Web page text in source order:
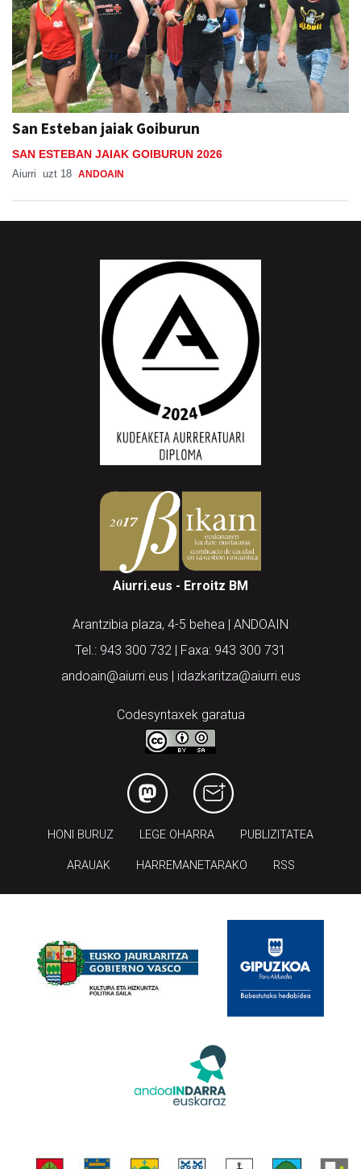
San Esteban jaiak Goiburun
SAN ESTEBAN JAIAK GOIBURUN 2026
Aiurri uzt 18 ANDOAIN
Aiurri.eus - Erroitz BM
Arantzibia plaza, 4-5 behea | ANDOAIN
Tel.: 943 300 732 | Faxa: 943 300 731
andoain@aiurri.eus | idazkaritza@aiurri.eus
Codesyntaxek garatua
HONI BURUZ LEGE OHARRA PUBLIZITATEA
ARAUAK HARREMANETARAKO RSS